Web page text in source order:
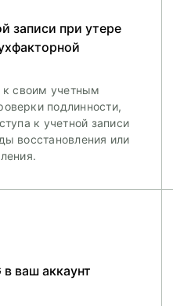
записи при утере
к своим учетным
подлинности,
к учетной записи
восстановления или
ваш аккаунт